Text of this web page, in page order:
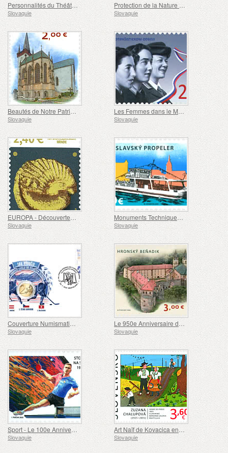
Personnalités du Théâtre National Slovaque
Slovaquie
Protection de la Nature - La Collection de Papillons du Musée de Slovaquie Centrale, Banská Bystrica
Slovaquie
Beautés de Notre Patrie - Une Chapelle Gothique à Spišský Štvrtok
Slovaquie
Les Femmes dans le Mouvement de Résistance Antifasciste
Slovaquie
EUROPA - Découvertes Celtiques au Château de Bratislava
Slovaquie
Monuments Techniques - Le Ferry à Hélice de Bratislava
Slovaquie
Couverture Numismatique - Le 100e Anniversaire du Championnat d'Europe de Hockey sur Glace dans les Hautes Tatras
Slovaquie
Le 950e Anniversaire de la Fondation de l'abbaye de Hronsky Benadik
Slovaquie
Sport - Le 100e Anniversaire du Tennis de Table en Slovaquie
Slovaquie
Art Naïf de Kovacica en Voïvodine
Slovaquie